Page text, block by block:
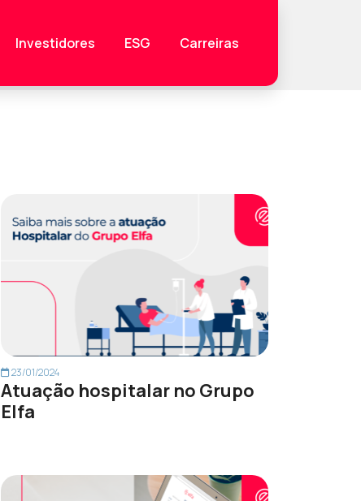
Investidores ESG Carreiras
23/01/2024
Atuação hospitalar no Grupo
Elfa